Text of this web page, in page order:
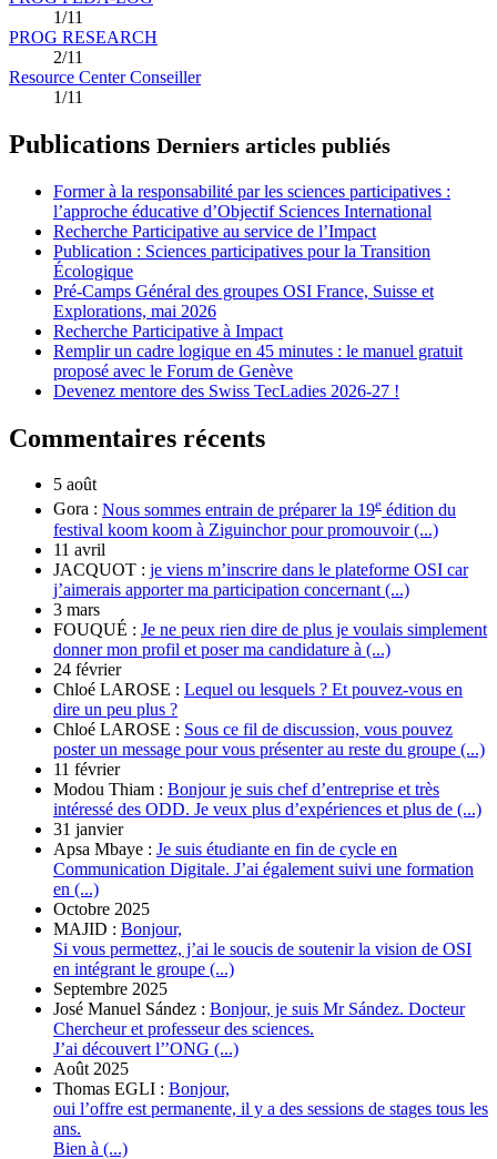
1/11
PROG RESEARCH
2/11
Resource Center Conseiller
1/11
Publications Derniers articles publiés
Former à la responsabilité par les sciences participatives :
l’approche éducative d’Objectif Sciences International
Recherche Participative au service de l’Impact
Publication : Sciences participatives pour la Transition
Écologique
Pré-Camps Général des groupes OSI France, Suisse et
Explorations, mai 2026
Recherche Participative à Impact
Remplir un cadre logique en 45 minutes : le manuel gratuit
proposé avec le Forum de Genève
Devenez mentore des Swiss TecLadies 2026-27 !
Commentaires récents
5 août
Gora : Nous sommes entrain de préparer la 19e édition du
festival koom koom à Ziguinchor pour promouvoir (...)
11 avril
JACQUOT : je viens m’inscrire dans le plateforme OSI car
j’aimerais apporter ma participation concernant (...)
3 mars
FOUQUÉ : Je ne peux rien dire de plus je voulais simplement
donner mon profil et poser ma candidature à (...)
24 février
Chloé LAROSE : Lequel ou lesquels ? Et pouvez-vous en
dire un peu plus ?
Chloé LAROSE : Sous ce fil de discussion, vous pouvez
poster un message pour vous présenter au reste du groupe (...)
11 février
Modou Thiam : Bonjour je suis chef d’entreprise et très
intéressé des ODD. Je veux plus d’expériences et plus de (...)
31 janvier
Apsa Mbaye : Je suis étudiante en fin de cycle en
Communication Digitale. J’ai également suivi une formation
en (...)
Octobre 2025
MAJID : Bonjour,
Si vous permettez, j’ai le soucis de soutenir la vision de OSI
en intégrant le groupe (...)
Septembre 2025
José Manuel Sández : Bonjour, je suis Mr Sández. Docteur
Chercheur et professeur des sciences.
J’ai découvert l’’ONG (...)
Août 2025
Thomas EGLI : Bonjour,
oui l’offre est permanente, il y a des sessions de stages tous les
ans.
Bien à (...)